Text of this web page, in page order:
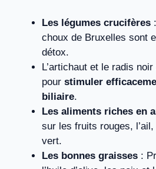
Les légumes crucifères
choux de Bruxelles sont
détox.
L’artichaut et le radis
pour stimuler
biliaire.
Les aliments riches en
sur les fruits rouges,
vert.
Les bonnes graisses :